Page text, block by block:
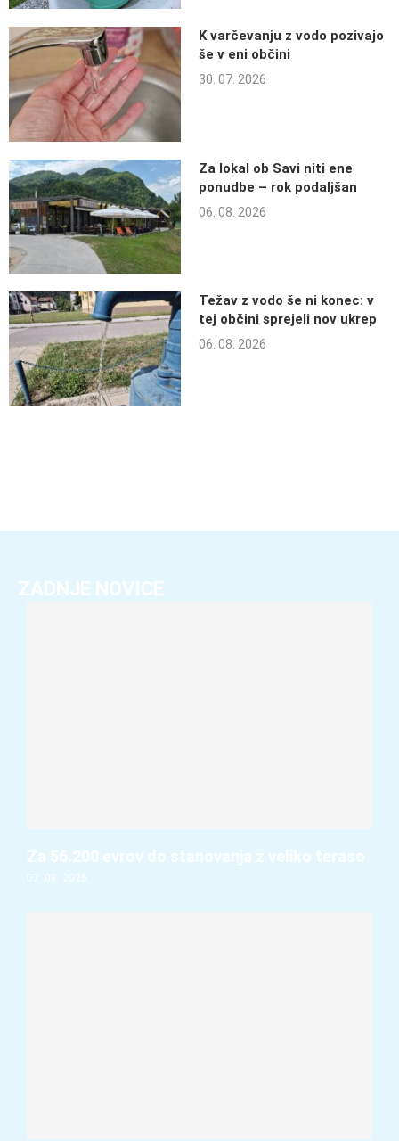
K varčevanju z vodo pozivajo
še v eni občini
30. 07. 2026
Za lokal ob Savi niti ene
ponudbe – rok podaljšan
06. 08. 2026
Težav z vodo še ni konec: v
tej občini sprejeli nov ukrep
06. 08. 2026
ZADNJE NOVICE
Za 56.200 evrov do stanovanja z veliko teraso
07. 08. 2026